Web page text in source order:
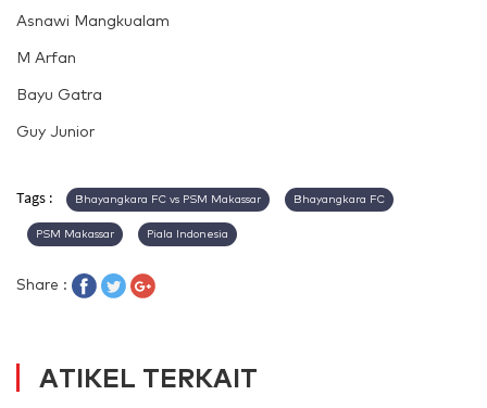
Asnawi Mangkualam
M Arfan
Bayu Gatra
Guy Junior
Tags : Bhayangkara FC vs PSM Makassar Bhayangkara FC
PSM Makassar Piala Indonesia
Share :
ATIKEL TERKAIT